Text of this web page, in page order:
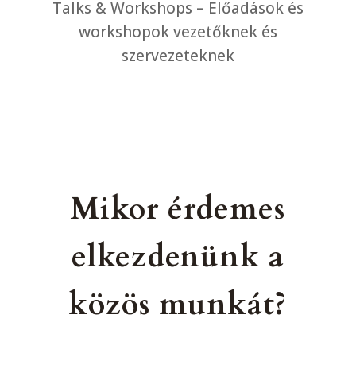
Talks & Workshops – Előadások és
workshopok vezetőknek és
szervezeteknek
Mikor érdemes
elkezdenünk a
közös munkát?